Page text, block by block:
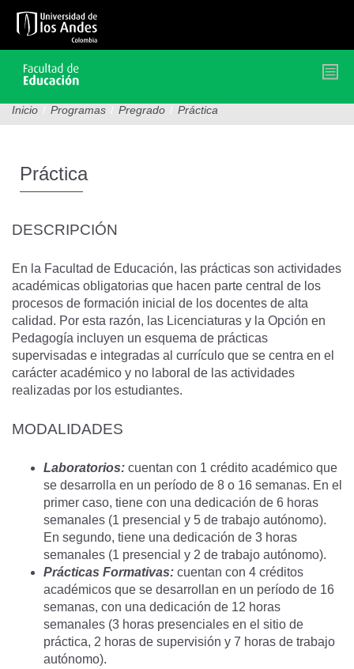
contenido
Inicio / Programas / Pregrado / Práctica
Práctica
DESCRIPCIÓN
En la Facultad de Educación, las prácticas son actividades
académicas obligatorias que hacen parte central de los
procesos de formación inicial de los docentes de alta
calidad. Por esta razón, las Licenciaturas y la Opción en
Pedagogía incluyen un esquema de prácticas
supervisadas e integradas al currículo que se centra en el
carácter académico y no laboral de las actividades
realizadas por los estudiantes.
MODALIDADES
Laboratorios: cuentan con 1 crédito académico que
se desarrolla en un período de 8 o 16 semanas. En el
primer caso, tiene con una dedicación de 6 horas
semanales (1 presencial y 5 de trabajo autónomo).
En segundo, tiene una dedicación de 3 horas
semanales (1 presencial y 2 de trabajo autónomo).
Prácticas Formativas: cuentan con 4 créditos
académicos que se desarrollan en un período de 16
semanas, con una dedicación de 12 horas
semanales (3 horas presenciales en el sitio de
práctica, 2 horas de supervisión y 7 horas de trabajo
autónomo).